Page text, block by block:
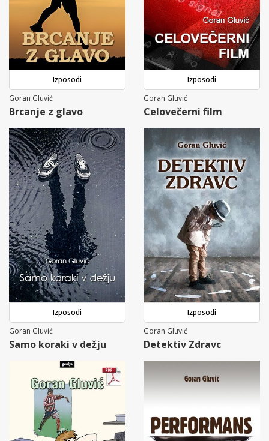
Izposodi
Goran Gluvić
Brcanje z glavo
Izposodi
Goran Gluvić
Celovečerni film
Izposodi
Goran Gluvić
Samo koraki v dežju
Izposodi
Goran Gluvić
Detektiv Zdravc